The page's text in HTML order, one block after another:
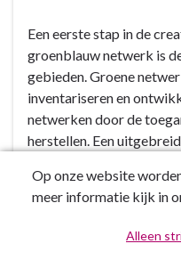
Leefbare
buitengebieden
Actieplannen
Het
Een eerste stap in de
groenblauw netwerk is
gebieden. Groene
inventariseren en
netwerken door de
herstellen. Een
groenbeheer. Er wordt
visie op groenbeheer en
moet leiden tot meer
mogelijkheden voor
Op onze website
meer informatie kijk in
Alleen